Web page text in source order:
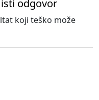
odgovor
koji teško može